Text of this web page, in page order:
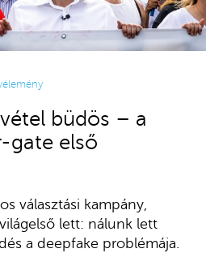
büdös – a
gate első
választási kampány,
lett: nálunk lett
a deepfake problémája.